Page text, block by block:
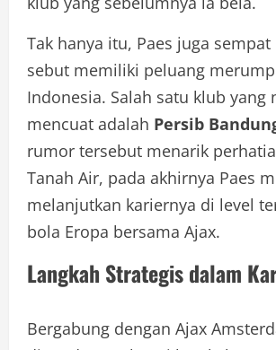
Tak hanya itu, Paes juga
sebut memiliki peluang
Indonesia. Salah satu klub yang
mencuat adalah Persib
rumor tersebut menarik
Tanah Air, pada akhirnya Paes
melanjutkan kariernya di level
bola Eropa bersama Ajax.
Langkah Strategis dalam
Bergabung dengan Ajax